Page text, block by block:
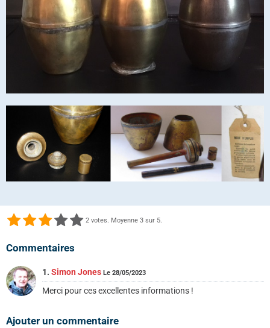
2 votes. Moyenne 3 sur 5.
Commentaires
1. Simon Jones Le 28/05/2023
Merci pour ces excellentes informations !
Ajouter un commentaire